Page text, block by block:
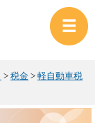
> 税金 > 軽自動車税